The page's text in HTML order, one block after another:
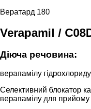
Вератард 180
Verapamil /
Діюча речовина:
верапамілу
Селективний блокатор
верапамілу для прийому